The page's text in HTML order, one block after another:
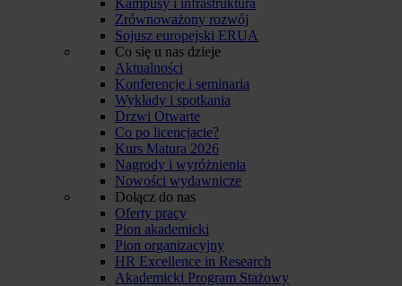
Zrównoważony rozwój
Sojusz europejski ERUA
Co się u nas dzieje
Aktualności
Konferencje i seminaria
Wykłady i spotkania
Drzwi Otwarte
Co po licencjacie?
Kurs Matura 2026
Nagrody i wyróżnienia
Nowości wydawnicze
Dołącz do nas
Oferty pracy
Pion akademicki
Pion organizacyjny
HR Excellence in Research
Akademicki Program Stażowy